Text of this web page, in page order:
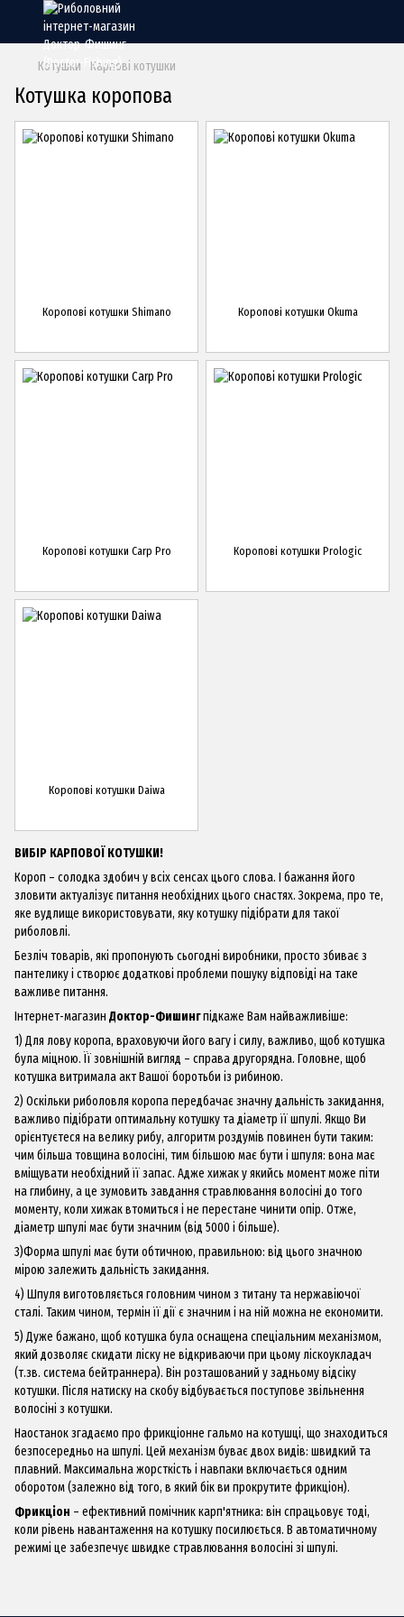
Котушки Карпові котушки
Котушка коропова
ВИБІР КАРПОВОЇ КОТУШКИ!
Короп – солодка здобич у всіх сенсах цього слова. І бажання його
зловити актуалізує питання необхідних цього снастях. Зокрема, про те,
яке вудлище використовувати, яку котушку підібрати для такої
риболовлі.
Безліч товарів, які пропонують сьогодні виробники, просто збиває з
пантелику і створює додаткові проблеми пошуку відповіді на таке
важливе питання.
Інтернет-магазин Доктор-Фишингпідкаже Вам найважливіше:
1) Для лову коропа, враховуючи його вагу і силу, важливо, щоб котушка
була міцною. Її зовнішній вигляд – справа другорядна. Головне, щоб
котушка витримала акт Вашої боротьби із рибиною.
2) Оскільки риболовля коропа передбачає значну дальність закидання,
важливо підібрати оптимальну котушку та діаметр її шпулі. Якщо Ви
орієнтуєтеся на велику рибу, алгоритм роздумів повинен бути таким:
чим більша товщина волосіні, тим більшою має бути і шпуля: вона має
вміщувати необхідний її запас. Адже хижак у якийсь момент може піти
на глибину, а це зумовить завдання стравлювання волосіні до того
моменту, коли хижак втомиться і не перестане чинити опір. Отже,
діаметр шпулі має бути значним (від 5000 і більше).
3)Формашпулі має бути обтичною, правильною: від цього значною
мірою залежить дальність закидання.
4) Шпуля виготовляється головним чином з титану та нержавіючої
сталі. Таким чином, термін її дії є значним і на ній можна не економити.
5) Дуже бажано, щоб котушка була оснащена спеціальним механізмом,
який дозволяє скидати ліску не відкриваючи при цьому ліскоукладач
(т.зв. система бейтраннера). Він розташований у задньому відсіку
котушки. Після натиску на скобу відбувається поступове звільнення
волосіні з котушки.
Наостанок згадаємо про фрикціонне гальмо на котушці, що знаходиться
безпосередньо на шпулі. Цей механізм буває двох видів: швидкий та
плавний. Максимальна жорсткість і навпаки включається одним
оборотом (залежно від того, в який бік ви прокрутите фрикціон).
Фрикціон – ефективний помічник карп'ятника: він спрацьовує тоді,
коли рівень навантаження на котушку посилюється. В автоматичному
режимі це забезпечує швидке стравлювання волосіні зі шпулі.
Коропові котушки Shimano Коропові котушки Okuma
Коропові котушки Carp Pro Коропові котушки Prologic
Коропові котушки Daiwa